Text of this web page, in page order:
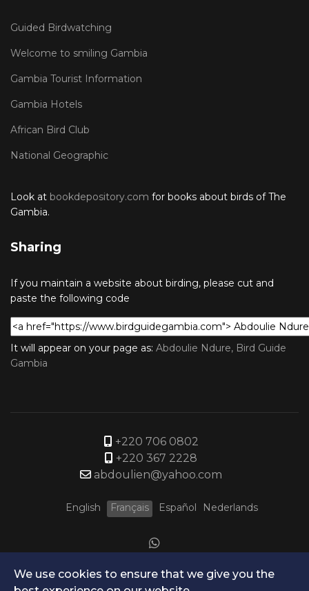
Guided Birdwatching
Welcome to smiling Gambia
Gambia Tourist Information
Gambia Hotels
African Bird Club
National Geographic
Look at bookdepository.com for books about birds of The
Gambia.
Sharing
If you maintain a website about birding, please cut and
paste the following code
It will appear on your page as: Abdoulie Ndure, Bird Guide
Gambia
+220 706 0802
+220 367 2228
abdoulien@yahoo.com
English Français Español Nederlands
We use cookies to ensure that we give you the